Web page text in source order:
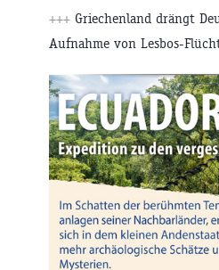
+++ Griechenland drängt
Aufnahme von Lesbos-